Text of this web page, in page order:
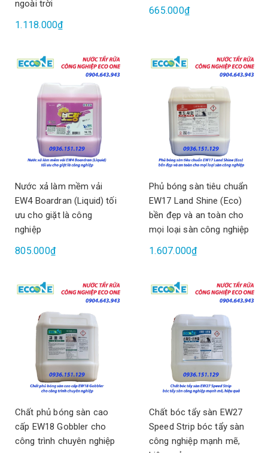
ngoài trời
1.118.000₫
665.000₫
Nước xả làm mềm vải
EW4 Boardran (Liquid) tối
ưu cho giặt là công
nghiệp
805.000₫
Phủ bóng sàn tiêu chuẩn
EW17 Land Shine (Eco)
bền đẹp và an toàn cho
mọi loại sàn công nghiệp
1.607.000₫
Chất phủ bóng sàn cao
cấp EW18 Gobbler cho
công trình chuyên nghiệp
Chất bóc tẩy sàn EW27
Speed Strip bóc tẩy sàn
công nghiệp mạnh mẽ,